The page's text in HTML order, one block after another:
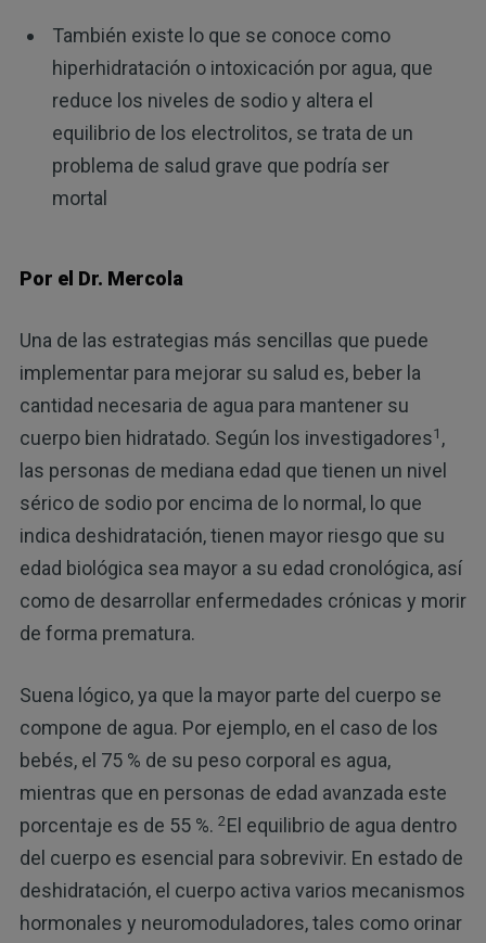
También existe lo que se conoce como
hiperhidratación o intoxicación por agua, que
reduce los niveles de sodio y altera el
equilibrio de los electrolitos, se trata de un
problema de salud grave que podría ser
mortal
Por el Dr. Mercola
Una de las estrategias más sencillas que puede
implementar para mejorar su salud es, beber la
cantidad necesaria de agua para mantener su
cuerpo bien hidratado. Según los investigadores1 ,
las personas de mediana edad que tienen un nivel
sérico de sodio por encima de lo normal, lo que
indica deshidratación, tienen mayor riesgo que su
edad biológica sea mayor a su edad cronológica, así
como de desarrollar enfermedades crónicas y morir
de forma prematura.
Suena lógico, ya que la mayor parte del cuerpo se
compone de agua. Por ejemplo, en el caso de los
bebés, el 75 % de su peso corporal es agua,
mientras que en personas de edad avanzada este
porcentaje es de 55 %. 2El equilibrio de agua dentro
del cuerpo es esencial para sobrevivir. En estado de
deshidratación, el cuerpo activa varios mecanismos
hormonales y neuromoduladores, tales como orinar